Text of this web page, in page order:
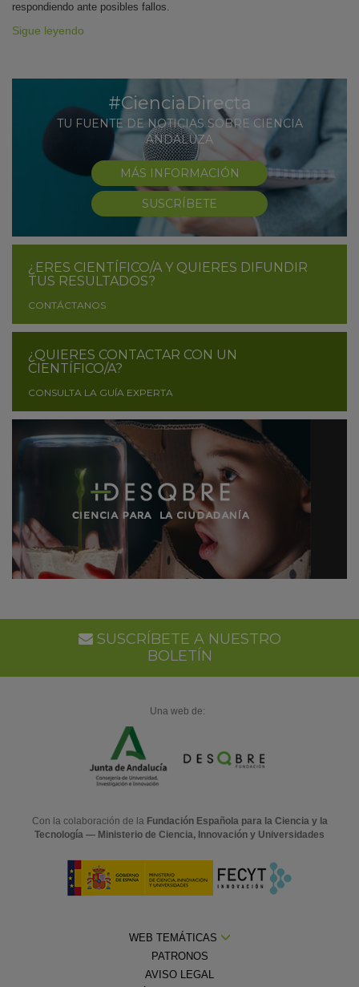
respondiendo ante posibles fallos.
Sigue leyendo
#CienciaDirecta
TU FUENTE DE NOTICIAS SOBRE CIENCIA
ANDALUZA
MÁS INFORMACIÓN
SUSCRÍBETE
¿ERES CIENTÍFICO/A Y QUIERES DIFUNDIR
TUS RESULTADOS?
CONTÁCTANOS
¿QUIERES CONTACTAR CON UN
CIENTÍFICO/A?
CONSULTA LA GUÍA EXPERTA
SUSCRÍBETE A NUESTRO
BOLETÍN
Una web de:
Con la colaboración de la Fundación Española para la Ciencia y la
Tecnología — Ministerio de Ciencia, Innovación y Universidades
WEB TEMÁTICAS
PATRONOS
AVISO LEGAL